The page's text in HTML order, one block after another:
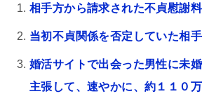
相手方から請求された不貞慰謝
当初不貞関係を否定していた相
婚活サイトで出会った男性に未
主張して、速やかに、約１１０